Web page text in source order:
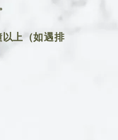
上（如遇排